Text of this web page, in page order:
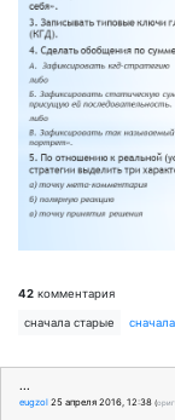
42 комментария
сначала старые
...
eugzol 25 апреля 2016, 12:38 (